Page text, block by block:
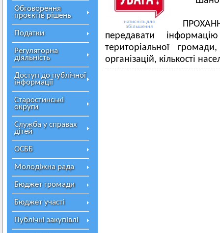
Обговорення
проєктів рішень
Податки
Регуляторна
діяльність
Доступ до публічної
інформації
Старостинські
округи
Служба у справах
дітей
ОСББ
Молодіжна рада
Бюджет громади
Бюджет участі
Публічні закупівлі
натисніть для
збільшення
передавати
територіальної
організацій, кількості